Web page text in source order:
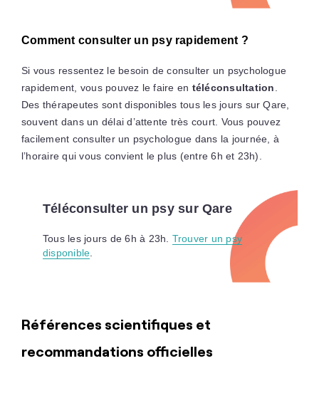
Comment consulter un psy rapidement ?
Si vous ressentez le besoin de consulter un psychologue
rapidement, vous pouvez le faire en téléconsultation.
Des thérapeutes sont disponibles tous les jours sur Qare,
souvent dans un délai d’attente très court. Vous pouvez
facilement consulter un psychologue dans la journée, à
l’horaire qui vous convient le plus (entre 6h et 23h).
Téléconsulter un psy sur Qare
Tous les jours de 6h à 23h. Trouver un psy
disponible.
Références scientifiques et
recommandations officielles